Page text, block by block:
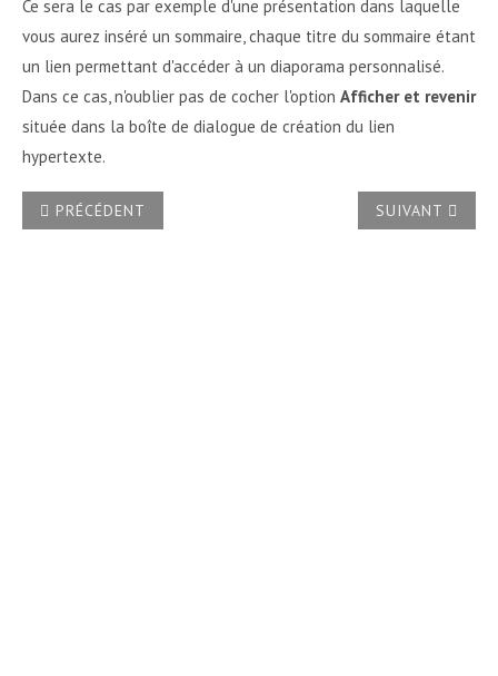
Ce sera le cas par exemple d'une présentation dans laquelle
vous aurez inséré un sommaire, chaque titre du sommaire étant
un lien permettant d'accéder à un diaporama personnalisé.
Dans ce cas, n'oublier pas de cocher l'option Afficher et revenir
située dans la boîte de dialogue de création du lien
hypertexte.
ARTICLE PRÉCÉDENT : PEUT-ON ENREGISTRER UNE
PRÉCÉDENT ARTICLE
SUIVANT